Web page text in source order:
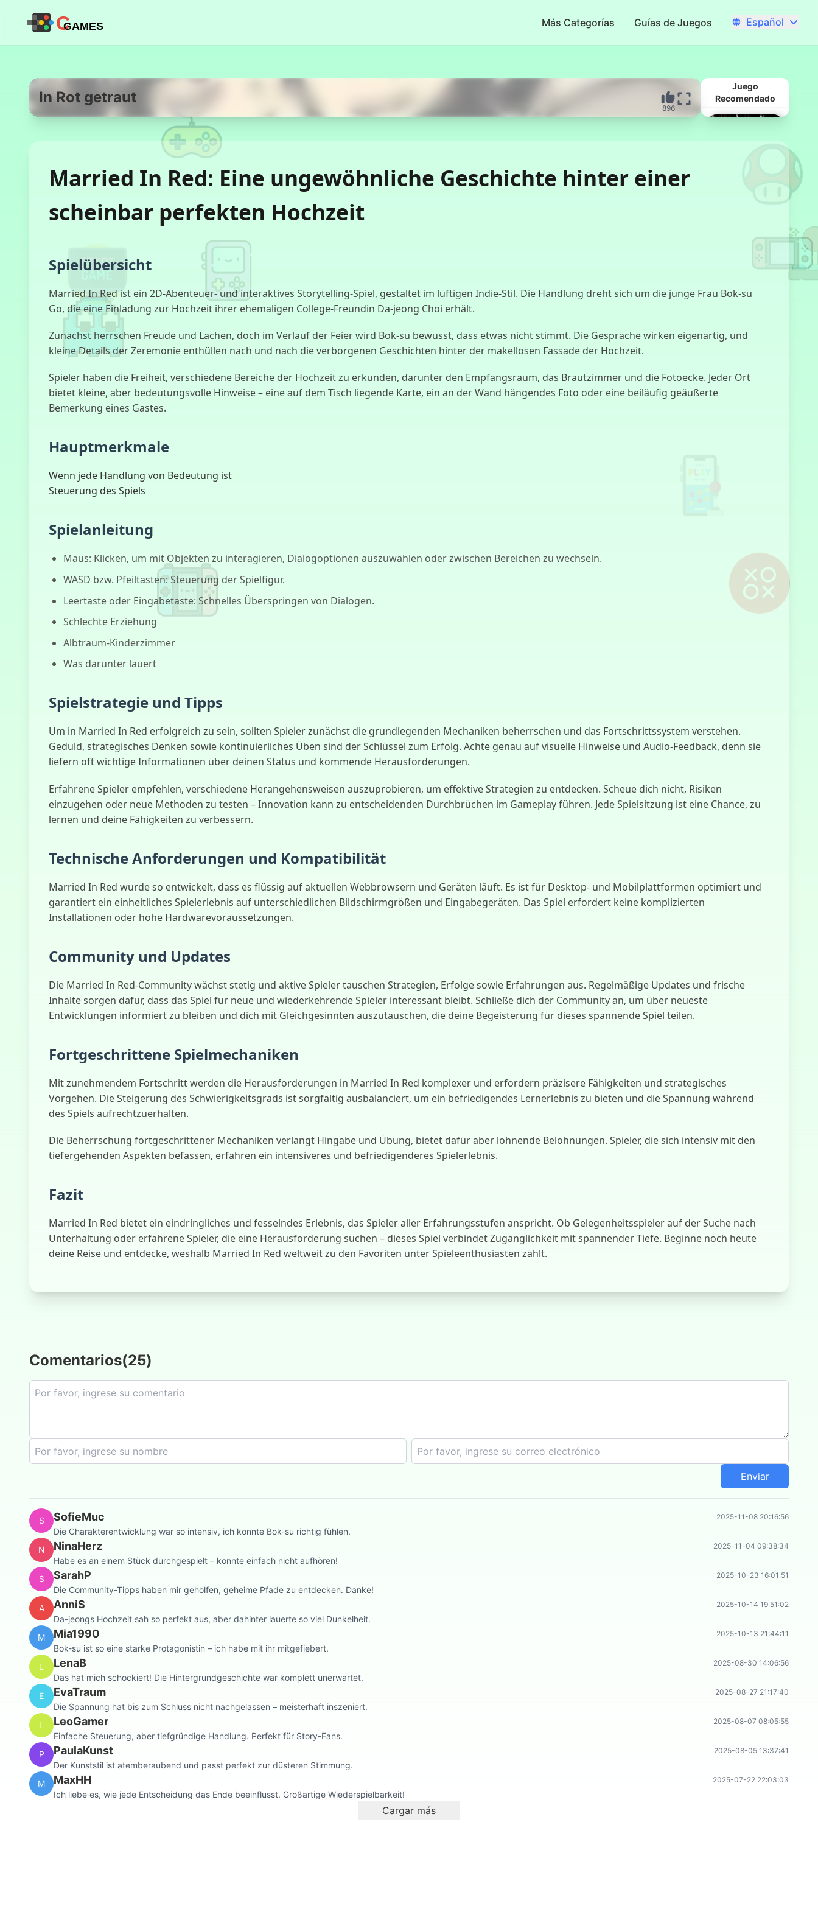
CGAMES Más Categorías Guías de Juegos Español
In Rot getraut
896
Juego
Recomendado
Kart de
Pesadilla
Sustos UCN
Combina
Lo que
Married In Red: Eine ungewöhnliche Geschichte hinter einer
scheinbar perfekten Hochzeit
Spielübersicht
Married In Red ist ein 2D-Abenteuer- und interaktives Storytelling-Spiel, gestaltet im luftigen Indie-Stil. Die Handlung dreht sich um die junge Frau Bok-su
Go, die eine Einladung zur Hochzeit ihrer ehemaligen College-Freundin Da-jeong Choi erhält.
Zunächst herrschen Freude und Lachen, doch im Verlauf der Feier wird Bok-su bewusst, dass etwas nicht stimmt. Die Gespräche wirken eigenartig, und
kleine Details der Zeremonie enthüllen nach und nach die verborgenen Geschichten hinter der makellosen Fassade der Hochzeit.
Spieler haben die Freiheit, verschiedene Bereiche der Hochzeit zu erkunden, darunter den Empfangsraum, das Brautzimmer und die Fotoecke. Jeder Ort
bietet kleine, aber bedeutungsvolle Hinweise – eine auf dem Tisch liegende Karte, ein an der Wand hängendes Foto oder eine beiläufig geäußerte
Bemerkung eines Gastes.
Hauptmerkmale
Wenn jede Handlung von Bedeutung ist
Steuerung des Spiels
Spielanleitung
Maus: Klicken, um mit Objekten zu interagieren, Dialogoptionen auszuwählen oder zwischen Bereichen zu wechseln.
WASD bzw. Pfeiltasten: Steuerung der Spielfigur.
Leertaste oder Eingabetaste: Schnelles Überspringen von Dialogen.
Schlechte Erziehung
Albtraum-Kinderzimmer
Was darunter lauert
Spielstrategie und Tipps
Um in Married In Red erfolgreich zu sein, sollten Spieler zunächst die grundlegenden Mechaniken beherrschen und das Fortschrittssystem verstehen.
Geduld, strategisches Denken sowie kontinuierliches Üben sind der Schlüssel zum Erfolg. Achte genau auf visuelle Hinweise und Audio-Feedback, denn sie
liefern oft wichtige Informationen über deinen Status und kommende Herausforderungen.
Erfahrene Spieler empfehlen, verschiedene Herangehensweisen auszuprobieren, um effektive Strategien zu entdecken. Scheue dich nicht, Risiken
einzugehen oder neue Methoden zu testen – Innovation kann zu entscheidenden Durchbrüchen im Gameplay führen. Jede Spielsitzung ist eine Chance, zu
lernen und deine Fähigkeiten zu verbessern.
Technische Anforderungen und Kompatibilität
Married In Red wurde so entwickelt, dass es flüssig auf aktuellen Webbrowsern und Geräten läuft. Es ist für Desktop- und Mobilplattformen optimiert und
garantiert ein einheitliches Spielerlebnis auf unterschiedlichen Bildschirmgrößen und Eingabegeräten. Das Spiel erfordert keine komplizierten
Installationen oder hohe Hardwarevoraussetzungen.
Community und Updates
Die Married In Red-Community wächst stetig und aktive Spieler tauschen Strategien, Erfolge sowie Erfahrungen aus. Regelmäßige Updates und frische
Inhalte sorgen dafür, dass das Spiel für neue und wiederkehrende Spieler interessant bleibt. Schließe dich der Community an, um über neueste
Entwicklungen informiert zu bleiben und dich mit Gleichgesinnten auszutauschen, die deine Begeisterung für dieses spannende Spiel teilen.
Fortgeschrittene Spielmechaniken
Mit zunehmendem Fortschritt werden die Herausforderungen in Married In Red komplexer und erfordern präzisere Fähigkeiten und strategisches
Vorgehen. Die Steigerung des Schwierigkeitsgrads ist sorgfältig ausbalanciert, um ein befriedigendes Lernerlebnis zu bieten und die Spannung während
des Spiels aufrechtzuerhalten.
Die Beherrschung fortgeschrittener Mechaniken verlangt Hingabe und Übung, bietet dafür aber lohnende Belohnungen. Spieler, die sich intensiv mit den
tiefergehenden Aspekten befassen, erfahren ein intensiveres und befriedigenderes Spielerlebnis.
Fazit
Married In Red bietet ein eindringliches und fesselndes Erlebnis, das Spieler aller Erfahrungsstufen anspricht. Ob Gelegenheitsspieler auf der Suche nach
Unterhaltung oder erfahrene Spieler, die eine Herausforderung suchen – dieses Spiel verbindet Zugänglichkeit mit spannender Tiefe. Beginne noch heute
deine Reise und entdecke, weshalb Married In Red weltweit zu den Favoriten unter Spieleenthusiasten zählt.
Comentarios(25)
Enviar
S SofieMuc 2025-11-08 20:16:56
Die Charakterentwicklung war so intensiv, ich konnte Bok-su richtig fühlen.
N
NinaHerz 2025-11-04 09:38:34
Habe es an einem Stück durchgespielt – konnte einfach nicht aufhören!
S
SarahP 2025-10-23 16:01:51
Die Community-Tipps haben mir geholfen, geheime Pfade zu entdecken. Danke!
A
AnniS 2025-10-14 19:51:02
Da-jeongs Hochzeit sah so perfekt aus, aber dahinter lauerte so viel Dunkelheit.
M
Mia1990 2025-10-13 21:44:11
Bok-su ist so eine starke Protagonistin – ich habe mit ihr mitgefiebert.
L
LenaB 2025-08-30 14:06:56
Das hat mich schockiert! Die Hintergrundgeschichte war komplett unerwartet.
E
EvaTraum 2025-08-27 21:17:40
Die Spannung hat bis zum Schluss nicht nachgelassen – meisterhaft inszeniert.
L
LeoGamer 2025-08-07 08:05:55
Einfache Steuerung, aber tiefgründige Handlung. Perfekt für Story-Fans.
P
PaulaKunst 2025-08-05 13:37:41
Der Kunststil ist atemberaubend und passt perfekt zur düsteren Stimmung.
M
MaxHH 2025-07-22 22:03:03
Ich liebe es, wie jede Entscheidung das Ende beeinflusst. Großartige Wiederspielbarkeit!
Cargar más